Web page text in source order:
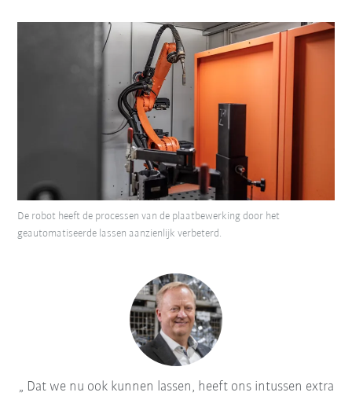
De robot heeft de processen van de plaatbewerking door het
geautomatiseerde lassen aanzienlijk verbeterd.
Dat we nu ook kunnen lassen, heeft ons intussen extra